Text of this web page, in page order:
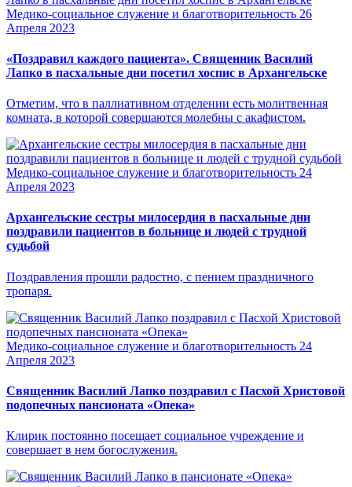
Медико-социальное служение и благотворительность 26
Апреля 2023
«Поздравил каждого пациента». Священник Василий
Лапко в пасхальные дни посетил хоспис в Архангельске
Отметим, что в паллиативном отделении есть молитвенная
комната, в которой совершаются молебны с акафистом.
Медико-социальное служение и благотворительность 24
Апреля 2023
Архангельские сестры милосердия в пасхальные дни
поздравили пациентов в больнице и людей с трудной
судьбой
Поздравления прошли радостно, с пением праздничного
тропаря.
Медико-социальное служение и благотворительность 24
Апреля 2023
Священник Василий Лапко поздравил с Пасхой Христовой
подопечных пансионата «Опека»
Клирик постоянно посещает социальное учреждение и
совершает в нем богослужения.